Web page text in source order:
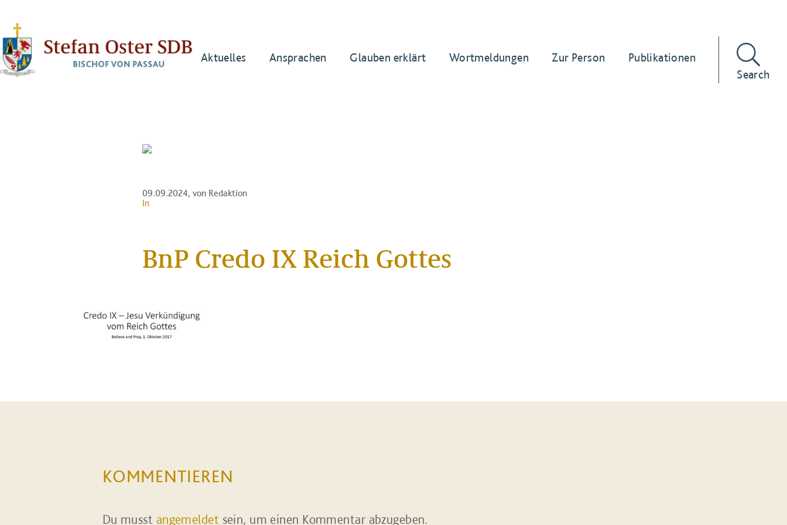
Aktuelles Ansprachen Glauben erklärt Wortmeldungen Zur Person
Publikationen
Search
09.09.2024, von Redaktion
In
BnP Credo IX Reich Gottes
KOMMENTIEREN
Du musst angemeldet sein, um einen Kommentar abzugeben.